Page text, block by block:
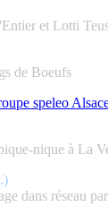
et Lotti
de Boeufs
speleo
nique à La
dans réseau